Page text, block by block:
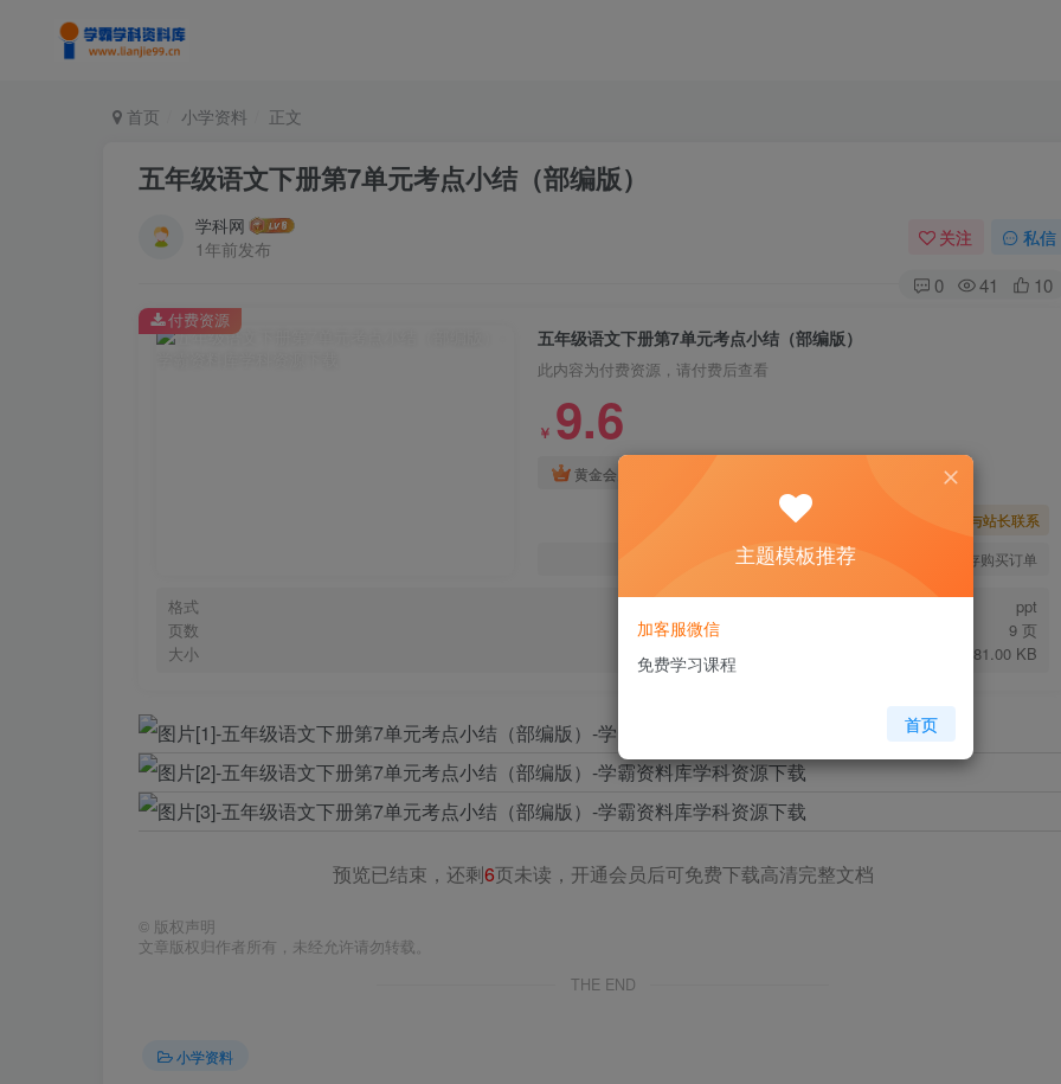
首页 小学资料 正文
五年级语文下册第7单元考点小结（部编版）
学科网
1年前发布
关注 私信
0 41 10
五年级语文下册第7单元考点小结（部编版）
此内容为付费资源，请付费后查看
￥ 9.6
黄金会员
暂时无法购买，请与站长联系
您当前未登录！建议登陆后购买，可保存购买订单
格式
ppt
页数
9 页
大小
181.00 KB
付费资源
预览已结束，还剩6页未读，开通会员后可免费下载高清完整文档
© 版权声明
文章版权归作者所有，未经允许请勿转载。
THE END
小学资料
主题模板推荐
加客服微信
免费学习课程
首页